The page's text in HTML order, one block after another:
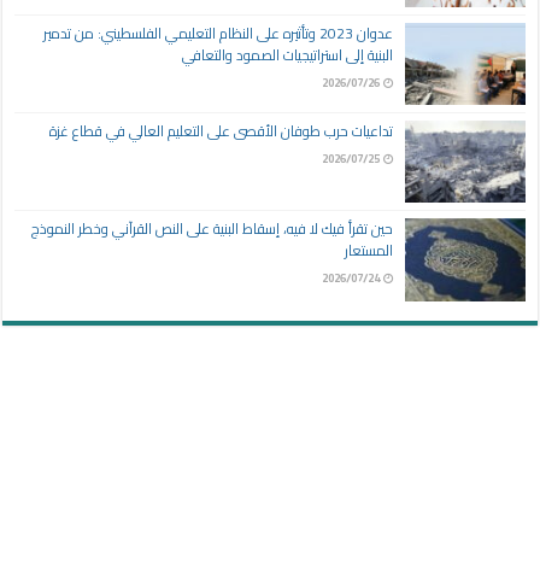
عدوان 2023 وتأثيره على النظام التعليمي الفلسطيني: من تدمير
البنية إلى استراتيجيات الصمود والتعافي
2026/07/26
تداعيات حرب طوفان الأقصى على التعليم العالي في قطاع غزة
2026/07/25
حين تقرأ فيك لا فيه، إسقاط البنية على النص القرآني وخطر النموذج
المستعار
2026/07/24